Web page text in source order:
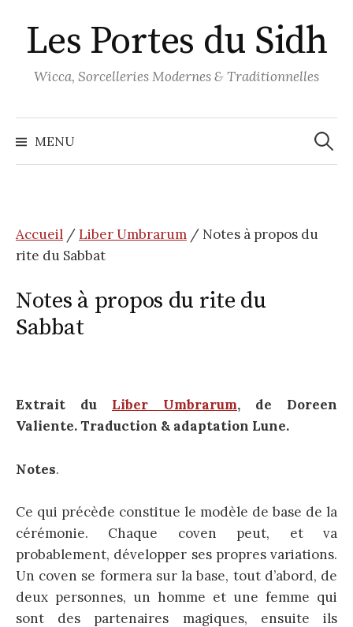
au
contenu
Les Portes du Sidh
Wicca, Sorcelleries Modernes & Traditionnelles
MENU
Accueil /Liber Umbrarum / Notes à propos du
rite du Sabbat
Notes à propos du rite du
Sabbat
Extrait du Liber Umbrarum, de Doreen
Valiente. Traduction & adaptation Lune.
Notes.
Ce qui précède constitue le modèle de base de la
cérémonie. Chaque coven peut, et va
probablement, développer ses propres variations.
Un coven se formera sur la base, tout d’abord, de
deux personnes, un homme et une femme qui
sont des partenaires magiques, ensuite ils